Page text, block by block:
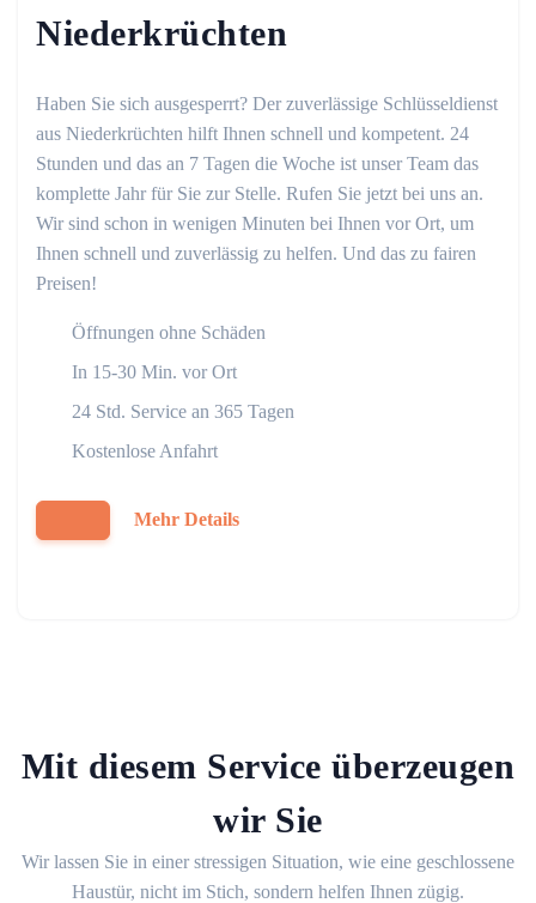
Niederkrüchten
Haben Sie sich ausgesperrt? Der zuverlässige Schlüsseldienst
aus Niederkrüchten hilft Ihnen schnell und kompetent. 24
Stunden und das an 7 Tagen die Woche ist unser Team das
komplette Jahr für Sie zur Stelle. Rufen Sie jetzt bei uns an.
Wir sind schon in wenigen Minuten bei Ihnen vor Ort, um
Ihnen schnell und zuverlässig zu helfen. Und das zu fairen
Preisen!
Öffnungen ohne Schäden
In 15-30 Min. vor Ort
24 Std. Service an 365 Tagen
Kostenlose Anfahrt
Mehr Details
Mit diesem Service überzeugen
wir Sie
Wir lassen Sie in einer stressigen Situation, wie eine geschlossene
Haustür, nicht im Stich, sondern helfen Ihnen zügig.